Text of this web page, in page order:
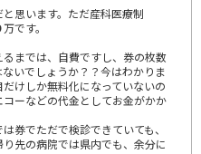
思います。ただ産科医療制
です。
までは、自費ですし、券の枚数
いでしょうか？？今はわかりま
けしか無料化になっていないの
ーなどの代金としてお金がかか
券でただで検診できていても、
先の病院では県内でも、余分に